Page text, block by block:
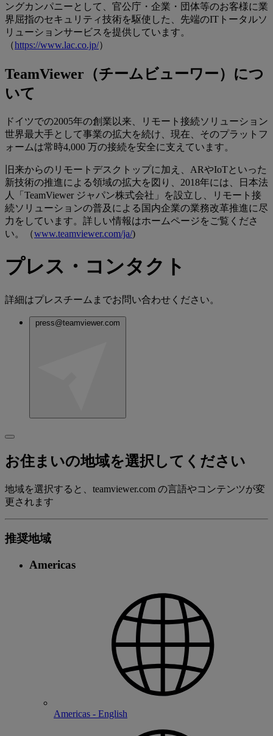
ングカンパニーとして、官公庁・企業・団体等のお客様に業
界屈指のセキュリティ技術を駆使した、先端のITトータルソ
リューションサービスを提供しています。
（https://www.lac.co.jp/）
TeamViewer（チームビューワー）につ
いて
ドイツでの2005年の創業以来、リモート接続ソリューション
世界最大手として事業の拡大を続け、現在、そのプラットフ
ォームは常時4,000 万の接続を安全に支えています。
旧来からのリモートデスクトップに加え、ARやIoTといった
新技術の推進による領域の拡大を図り、2018年には、日本法
人「TeamViewer ジャパン株式会社」を設立し、リモート接
続ソリューションの普及による国内企業の業務改革推進に尽
力をしています。詳しい情報はホームページをご覧くださ
い。（www.teamviewer.com/ja/)
プレス・コンタクト
詳細はプレスチームまでお問い合わせください。
press@teamviewer.com
お住まいの地域を選択してください
地域を選択すると、teamviewer.com の言語やコンテンツが変
更されます
推奨地域
Americas
Americas - English